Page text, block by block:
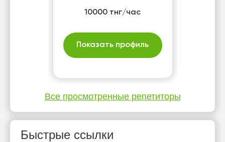
10000 тнг/час
Показать профиль
Все просмотренные репетиторы
Быстрые ссылки